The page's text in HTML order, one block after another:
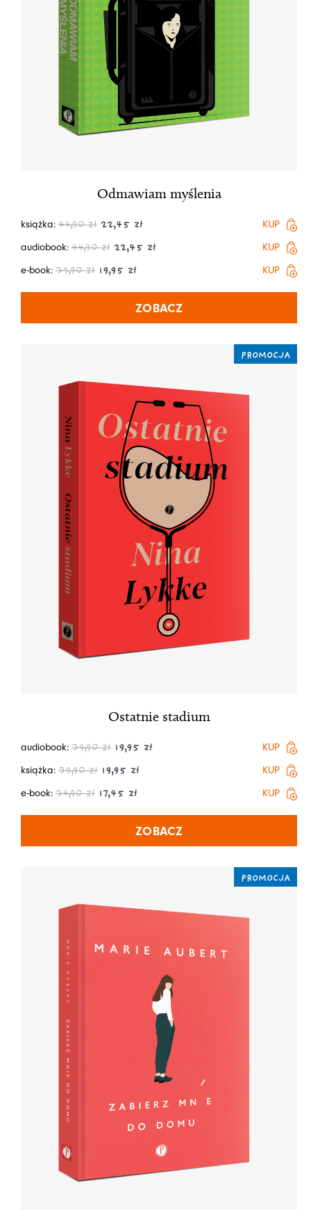
Odmawiam myślenia
książka: 44,90zł 22,45 zł
KUP
audiobook: 44,90zł 22,45 zł
KUP
e-book: 39,90zł 19,95 zł KUP
ZOBACZ
PROMOCJA
Ostatnie stadium
audiobook: 39,90zł 19,95 zł
KUP
książka: 39,90zł 19,95 zł
KUP
e-book: 34,90zł 17,45 zł KUP
ZOBACZ
PROMOCJA